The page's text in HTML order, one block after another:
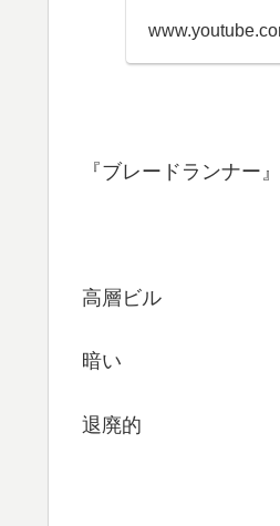
『ブレードランナー
高層ビル
暗い
退廃的